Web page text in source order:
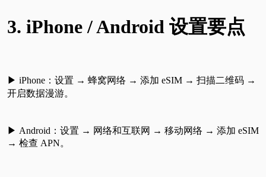
3. iPhone / Android 设置要点
▶ iPhone：设置 → 蜂窝网络 → 添加 eSIM → 扫描二维码 →
开启数据漫游。
▶ Android：设置 → 网络和互联网 → 移动网络 → 添加 eSIM
→ 检查 APN。